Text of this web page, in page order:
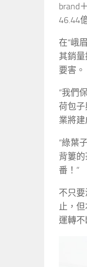
brand
46.44
在“峨
其銷
要害。
“我們
荷包
業將
“綠葉
背簍
番！”
不只
止，
運轉